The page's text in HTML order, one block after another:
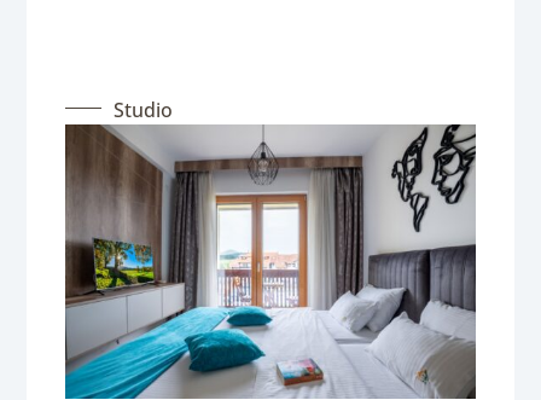
Studio